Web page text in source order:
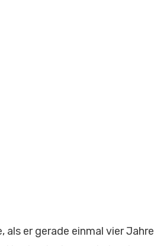
als er gerade einmal vier Jahre